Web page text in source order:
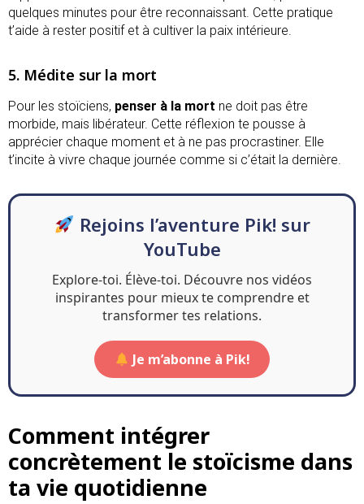
quelques minutes pour être reconnaissant. Cette pratique
t’aide à rester positif et à cultiver la paix intérieure.
5. Médite sur la mort
Pour les stoïciens, penser à la mort ne doit pas être
morbide, mais libérateur. Cette réflexion te pousse à
apprécier chaque moment et à ne pas procrastiner. Elle
t’incite à vivre chaque journée comme si c’était la dernière.
Rejoins l’aventure Pik! sur
YouTube
Explore-toi. Élève-toi. Découvre nos vidéos
inspirantes pour mieux te comprendre et
transformer tes relations.
Je m’abonne à Pik!
Comment intégrer
concrètement le stoïcisme dans
ta vie quotidienne